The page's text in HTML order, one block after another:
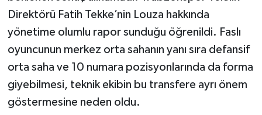
Direktörü Fatih Tekke’nin Louza hakkında
yönetime olumlu rapor sunduğu öğrenildi. Faslı
oyuncunun merkez orta sahanın yanı sıra defansif
orta saha ve 10 numara pozisyonlarında da forma
giyebilmesi, teknik ekibin bu transfere ayrı önem
göstermesine neden oldu.